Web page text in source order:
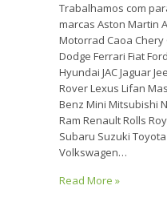
Trabalhamos com
marcas Aston Martin
Motorrad Caoa
Dodge Ferrari Fiat
Hyundai JAC Jaguar
Rover Lexus Lifan
Benz Mini Mitsubishi
Ram Renault Rolls
Subaru Suzuki
Volkswagen…
Read More »